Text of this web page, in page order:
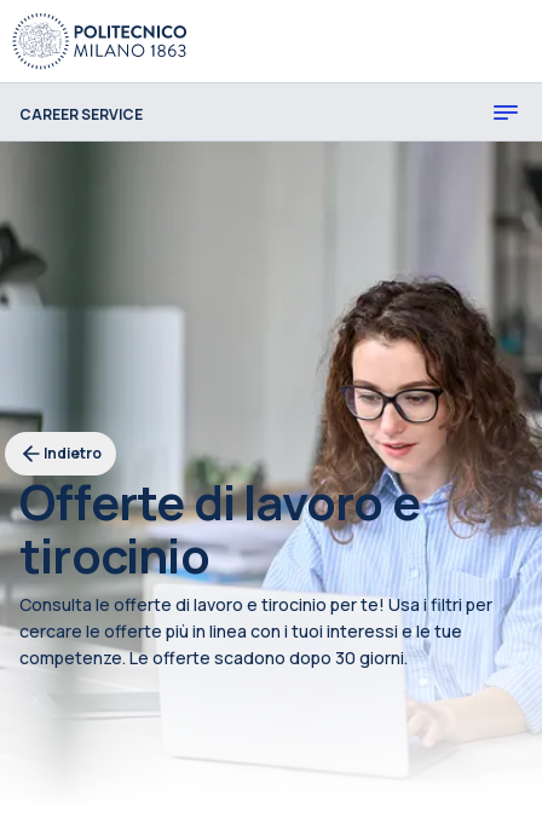
CAREER SERVICE
Indietro
Offerte di lavoro e
tirocinio
Consulta le offerte di lavoro e tirocinio per te! Usa i filtri per
cercare le offerte più in linea con i tuoi interessi e le tue
competenze. Le offerte scadono dopo 30 giorni.